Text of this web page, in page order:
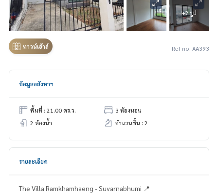
+2 รูป
ทาวน์เฮ้าส์ Ref no. AA393
ข้อมูลอสังหาฯ
พื้นที่ : 21.00 ตร.ว.
3 ห้องนอน
2 ห้องน้ำ
จำนวนชั้น : 2
รายละเอียด
The Villa Ramkhamhaeng - Suvarnabhumi 📍